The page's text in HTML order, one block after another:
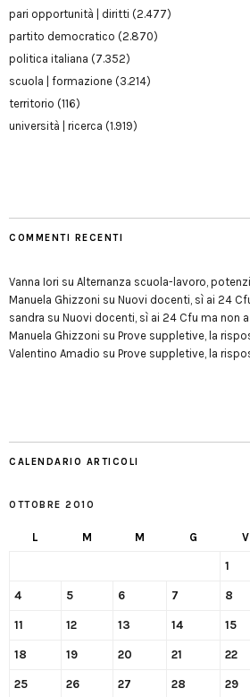
pari opportunità | diritti (2.477)
partito democratico (2.870)
politica italiana (7.352)
scuola | formazione (3.214)
territorio (116)
università | ricerca (1.919)
COMMENTI RECENTI
Vanna Iori su Alternanza scuola-lavoro,
Manuela Ghizzoni su Nuovi docenti, sì ai 24
sandra su Nuovi docenti, sì ai 24 Cfu ma non
Manuela Ghizzoni su Prove suppletive, la
Valentino Amadio su Prove suppletive, la
CALENDARIO ARTICOLI
OTTOBRE 2010
L M M G V
1
4 5 6 7 8
11 12 13 14 15
18 19 20 21 22
25 26 27 28 29